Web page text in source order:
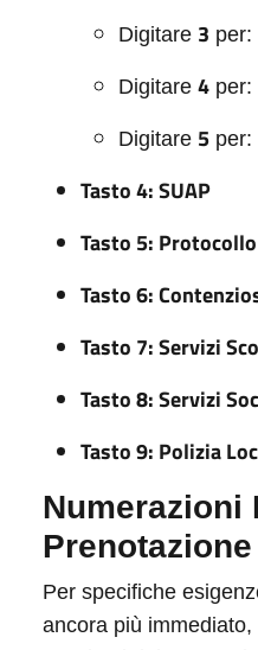
Digitare 3 per:
Digitare 4 per:
Digitare 5 per:
Tasto 4: SUAP
Tasto 5: Protocollo
Tasto 6:
Tasto 7: Servizi
Tasto 8: Servizi
Tasto 9: Polizia
Numerazioni
Per specifiche
ancora più